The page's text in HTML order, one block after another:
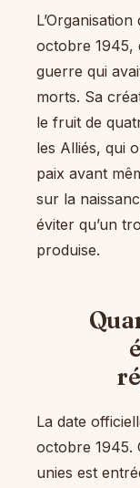
octobre 1945,
guerre qui
morts. Sa
le fruit de
les Alliés, qui
paix avant
sur la
éviter qu’un
produise.
La date
octobre 1945.
unies est